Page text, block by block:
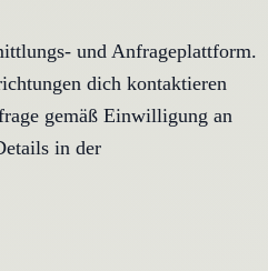
und Anfrageplattform.
dich kontaktieren
gemäß Einwilligung an
in der